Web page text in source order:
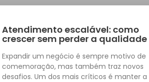
Atendimento escalável: como
crescer sem perder a qualidade
Expandir um negócio é sempre motivo de
comemoração, mas também traz novos
desafios. Um dos mais críticos é manter a